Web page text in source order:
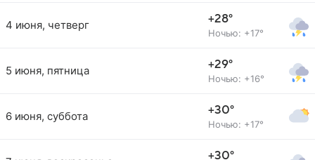
4 июня, четверг +28°
Ночью: +17°
5 июня, пятница +29°
Ночью: +16°
6 июня, суббота +30°
Ночью: +17°
+30°